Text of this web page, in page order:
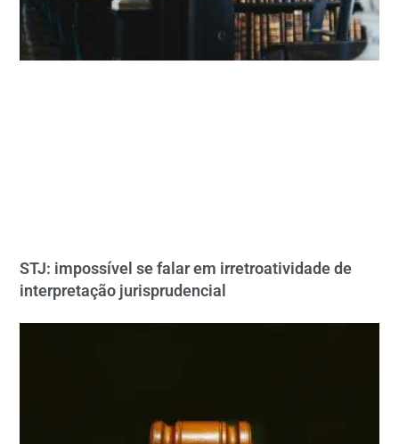
STJ: impossível se falar em irretroatividade de
interpretação jurisprudencial